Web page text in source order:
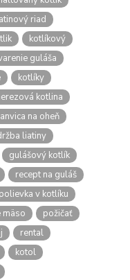
riad
kotlíkový
guláša
kotlíky
kotlina
na oheň
liatiny
gulášový kotlík
recept na guláš
polievka v kotlíku
mäso
požičať
rental
kotol